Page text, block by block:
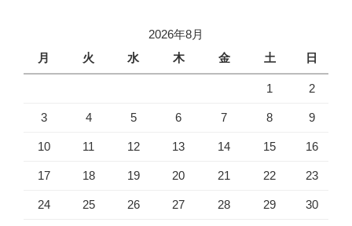
2026年8月
月
火 水 木 金 土 日
1 2
3 4 5 6 7 8 9
10 11 12 13 14 15 16
17 18 19 20 21 22 23
24 25 26 27 28 29 30